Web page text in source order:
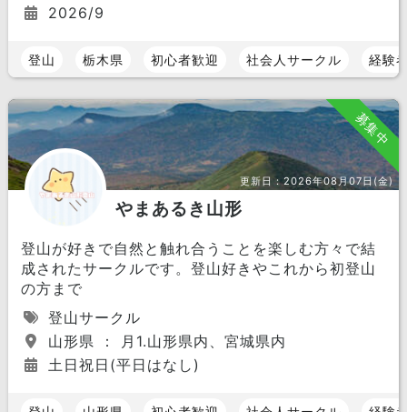
2026/9
登山 栃木県 初心者歓迎 社会人サークル 経験
募集中
更新日：2026年08月07日(金)
やまあるき山形
登山が好きで自然と触れ合うことを楽しむ方々で結
成されたサークルです。登山好きやこれから初登山
の方まで
登山サークル
山形県 ： 月1.山形県内、宮城県内
土日祝日(平日はなし)